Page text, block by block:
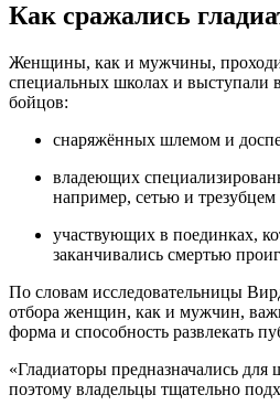
Как сражались
Женщины, как и мужчины,
специальных школах и выступали
бойцов:
снаряжённых шлемом и
владеющих
например, сетью и трезубцем
участвующих в поединках,
заканчивались смертью
По словам исследовательницы
отбора женщин, как и мужчин,
форма и способность развлекать
«Гладиаторы предназначались
поэтому владельцы тщательно